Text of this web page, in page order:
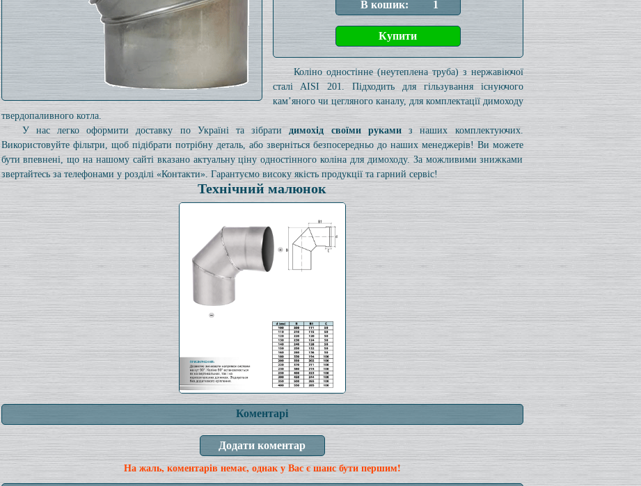
Коліно одностінне (неутеплена труба) з нержавіючої
сталі AISI 201. Підходить для гільзування існуючого
кам’яного чи цегляного каналу, для комплектації димоходу
твердопаливного котла.
У нас легко оформити доставку по Україні та зібратидимохід своїми рукамиз наших комплектуючих.
Використовуйте фільтри, щоб підібрати потрібну деталь, або зверніться безпосередньо до наших менеджерів! Ви можете
бути впевнені, що на нашому сайті вказано актуальну ціну одностінного коліна для димоходу. За можливими знижками
звертайтесь за телефонами у розділі «Контакти». Гарантуємо високу якість продукції та гарний сервіс!
Технічний малюнок
Коментарі
На жаль, коментарів немає, однак у Вас є шанс бути першим!